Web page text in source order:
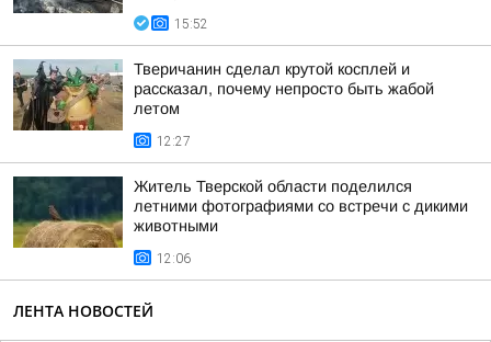
15:52
Тверичанин сделал крутой косплей и
рассказал, почему непросто быть жабой
летом
12:27
Житель Тверской области поделился
летними фотографиями со встречи с дикими
животными
12:06
ЛЕНТА НОВОСТЕЙ